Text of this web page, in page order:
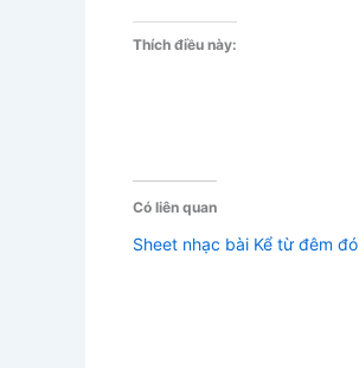
Thích điều này:
Có liên quan
Sheet nhạc bài Kể từ đêm đó